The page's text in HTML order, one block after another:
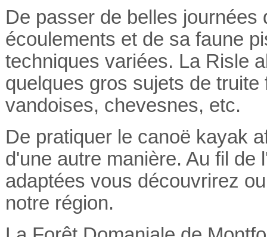
De passer de belles
écoulements et de sa faune
techniques variées. La Risle
quelques gros sujets de
vandoises, chevesnes, etc.
De pratiquer le canoë kayak
d'une autre manière. Au fil de
adaptées vous découvrirez
notre région.